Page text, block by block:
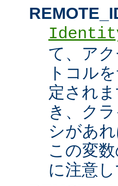
て、ア
トコル
定され
き、ク
シがあ
この変
に注意し